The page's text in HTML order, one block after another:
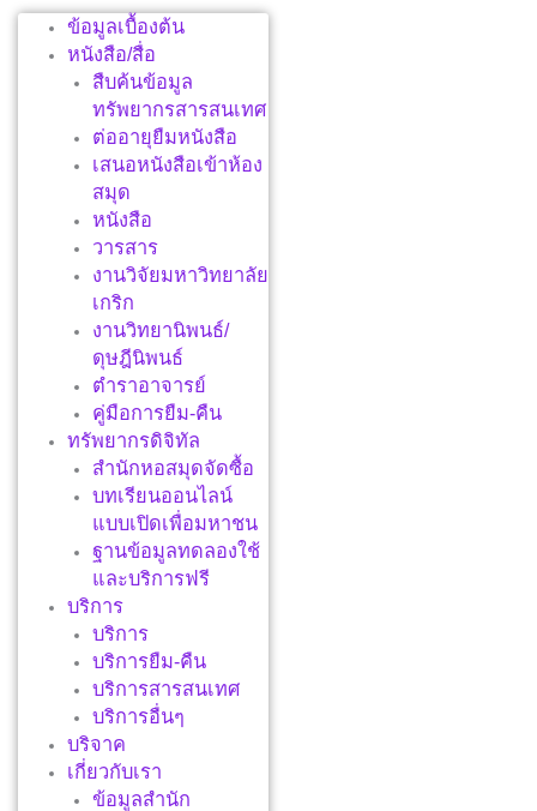
ข้อมูลเบื้องต้น
หนังสือ/สื่อ
สืบค้นข้อมูล
ทรัพยากรสารสนเทศ
ต่ออายุยืมหนังสือ
เสนอหนังสือเข้าห้อง
สมุด
หนังสือ
วารสาร
งานวิจัยมหาวิทยาลัย
เกริก
งานวิทยานิพนธ์/
ดุษฎีนิพนธ์
ตำราอาจารย์
คู่มือการยืม-คืน
ทรัพยากรดิจิทัล
สำนักหอสมุดจัดซื้อ
บทเรียนออนไลน์
แบบเปิดเพื่อมหาชน
ฐานข้อมูลทดลองใช้
และบริการฟรี
บริการ
บริการ
บริการยืม-คืน
บริการสารสนเทศ
บริการอื่นๆ
บริจาค
เกี่ยวกับเรา
ข้อมูลสำนัก